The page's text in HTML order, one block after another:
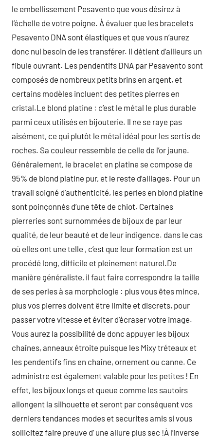
le embellissement Pesavento que vous désirez à
l’échelle de votre poigne. À évaluer que les bracelets
Pesavento DNA sont élastiques et que vous n’aurez
donc nul besoin de les transférer. Il détient d’ailleurs un
fibule ouvrant. Les pendentifs DNA par Pesavento sont
composés de nombreux petits brins en argent, et
certains modèles incluent des petites pierres en
cristal.Le blond platine : c’est le métal le plus durable
parmi ceux utilisés en bijouterie. Il ne se raye pas
aisément, ce qui plutôt le métal idéal pour les sertis de
roches. Sa couleur ressemble de celle de l’or jaune.
Généralement, le bracelet en platine se compose de
95% de blond platine pur, et le reste d’alliages. Pour un
travail soigné d’authenticité, les perles en blond platine
sont poinçonnés d’une tête de chiot. Certaines
pierreries sont surnommées de bijoux de par leur
qualité, de leur beauté et de leur indigence. dans le cas
où elles ont une telle , c’est que leur formation est un
procédé long, difficile et pleinement naturel.De
manière généraliste, il faut faire correspondre la taille
de ses perles à sa morphologie : plus vous êtes mince,
plus vos pierres doivent être limite et discrets, pour
passer votre vitesse et éviter d’écraser votre image.
Vous aurez la possibilité de donc appuyer les bijoux
chaînes, anneaux étroite puisque les Mixy tréteaux et
les pendentifs fins en chaîne, ornement ou canne. Ce
administre est également valable pour les petites ! En
effet, les bijoux longs et queue comme les sautoirs
allongent la silhouette et seront par conséquent vos
derniers tendances modes et securites amis si vous
sollicitez faire preuve d’ une allure plus sec !À l’inverse